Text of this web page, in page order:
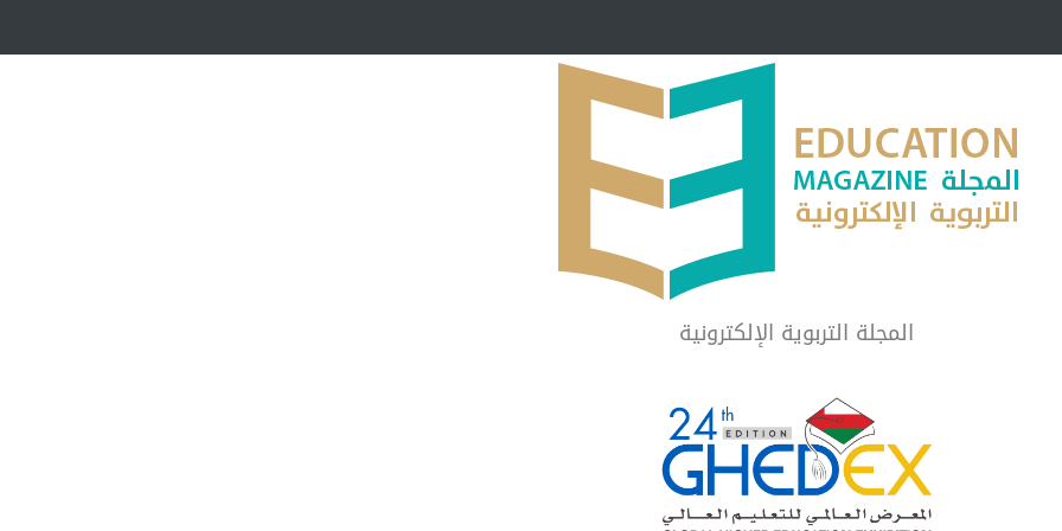
شراكة مجتمعية لمجمع تعليمي بالطائف تستهدف الأيتام وأبناء
الشهداء والمتفوقين
لماذا تعد برامج توعية الأطفال بخصوصية الجسد وقاية لا فضول؟
المجلة التربوية الإلكترونية